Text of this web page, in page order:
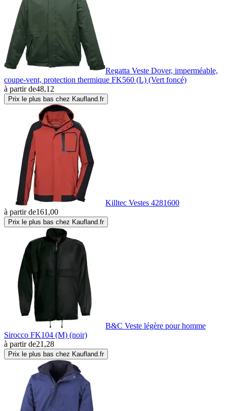
Regatta Veste Dover, imperméable,
coupe-vent, protection thermique FK560 (L) (Vert foncé)
à partir de48,12
Prix le plus bas chez Kaufland.fr
Killtec Vestes 4281600
à partir de161,00
Prix le plus bas chez Kaufland.fr
B&C Veste légère pour homme
Sirocco FK104 (M) (noir)
à partir de21,28
Prix le plus bas chez Kaufland.fr